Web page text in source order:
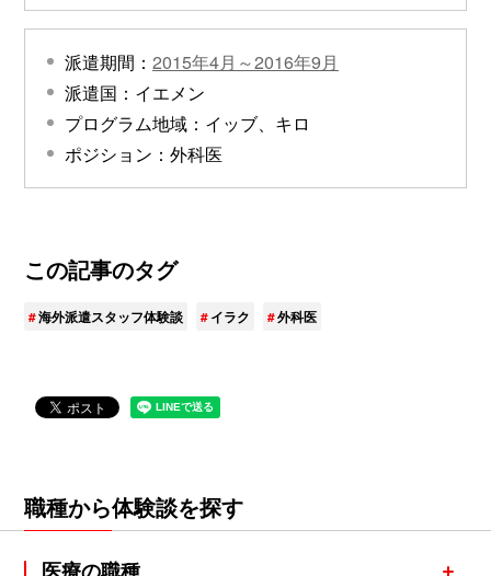
派遣期間： 2015年4月～2016年9月
派遣国：イエメン
プログラム地域：イッブ、キロ
ポジション：外科医
この記事のタグ
海外派遣スタッフ体験談 イラク 外科医
職種から体験談を探す